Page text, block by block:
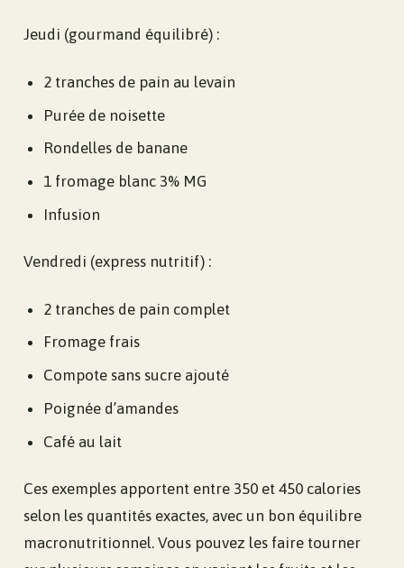
Jeudi (gourmand équilibré) :
2 tranches de pain au levain
Purée de noisette
Rondelles de banane
1 fromage blanc 3% MG
Infusion
Vendredi (express nutritif) :
2 tranches de pain complet
Fromage frais
Compote sans sucre ajouté
Poignée d’amandes
Café au lait
Ces exemples apportent entre 350 et 450 calories
selon les quantités exactes, avec un bon équilibre
macronutritionnel. Vous pouvez les faire tourner